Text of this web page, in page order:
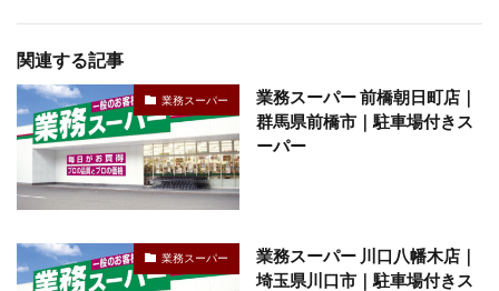
関連する記事
業務スーパー
業務スーパー 前橋朝日町店｜
群馬県前橋市｜駐車場付きス
ーパー
業務スーパー
業務スーパー 川口八幡木店｜
埼玉県川口市｜駐車場付きス